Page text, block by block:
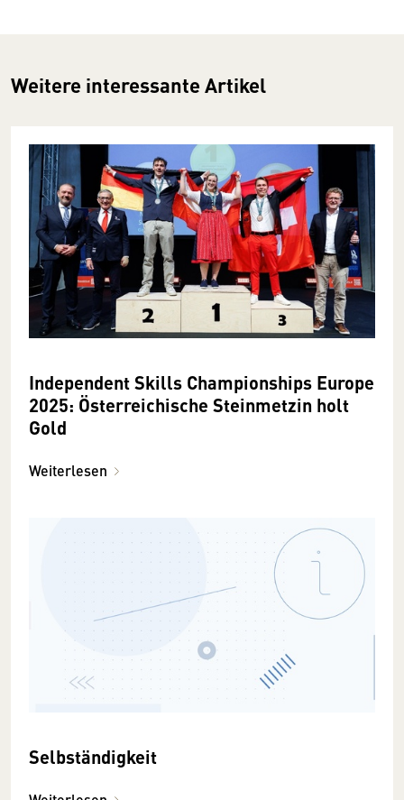
Weitere interessante Artikel
Independent Skills Championships Europe
2025: Österreichische Steinmetzin holt
Gold
Weiterlesen
Selbständigkeit